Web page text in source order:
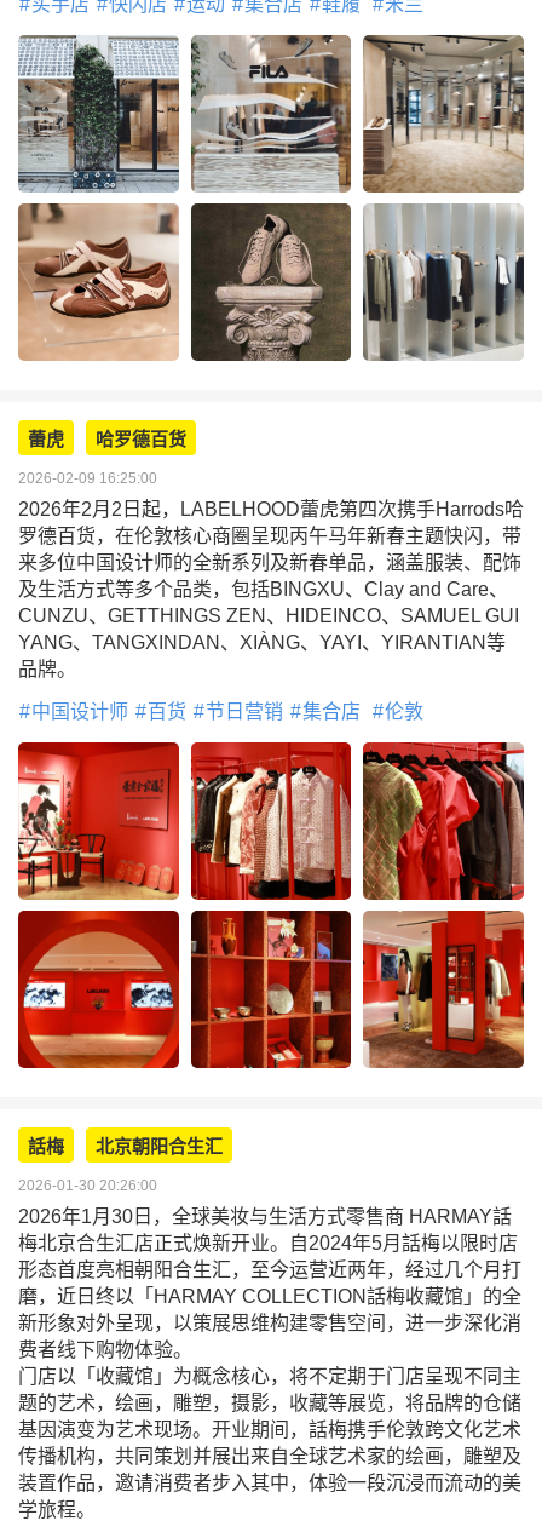
买手店 快闪店 运动 集合店 鞋履 米兰
蕾虎 哈罗德百货
2026-02-09 16:25:00
2026年2月2日起，LABELHOOD蕾虎第四次携手Harrods哈
罗德百货，在伦敦核心商圈呈现丙午马年新春主题快闪，带
来多位中国设计师的全新系列及新春单品，涵盖服装、配饰
及生活方式等多个品类，包括BINGXU、Clay and Care、
CUNZU、GETTHINGS ZEN、HIDEINCO、SAMUEL GUI
YANG、TANGXINDAN、XIÀNG、YAYI、YIRANTIAN等
品牌。
中国设计师 百货 节日营销 集合店 伦敦
話梅 北京朝阳合生汇
2026-01-30 20:26:00
2026年1月30日，全球美妆与生活方式零售商 HARMAY話
梅北京合生汇店正式焕新开业。自2024年5月話梅以限时店
形态首度亮相朝阳合生汇，至今运营近两年，经过几个月打
磨，近日终以「HARMAY COLLECTION話梅收藏馆」的全
新形象对外呈现，以策展思维构建零售空间，进一步深化消
费者线下购物体验。
门店以「收藏馆」为概念核心，将不定期于门店呈现不同主
题的艺术，绘画，雕塑，摄影，收藏等展览，将品牌的仓储
基因演变为艺术现场。开业期间，話梅携手伦敦跨文化艺术
传播机构，共同策划并展出来自全球艺术家的绘画，雕塑及
装置作品，邀请消费者步入其中，体验一段沉浸而流动的美
学旅程。